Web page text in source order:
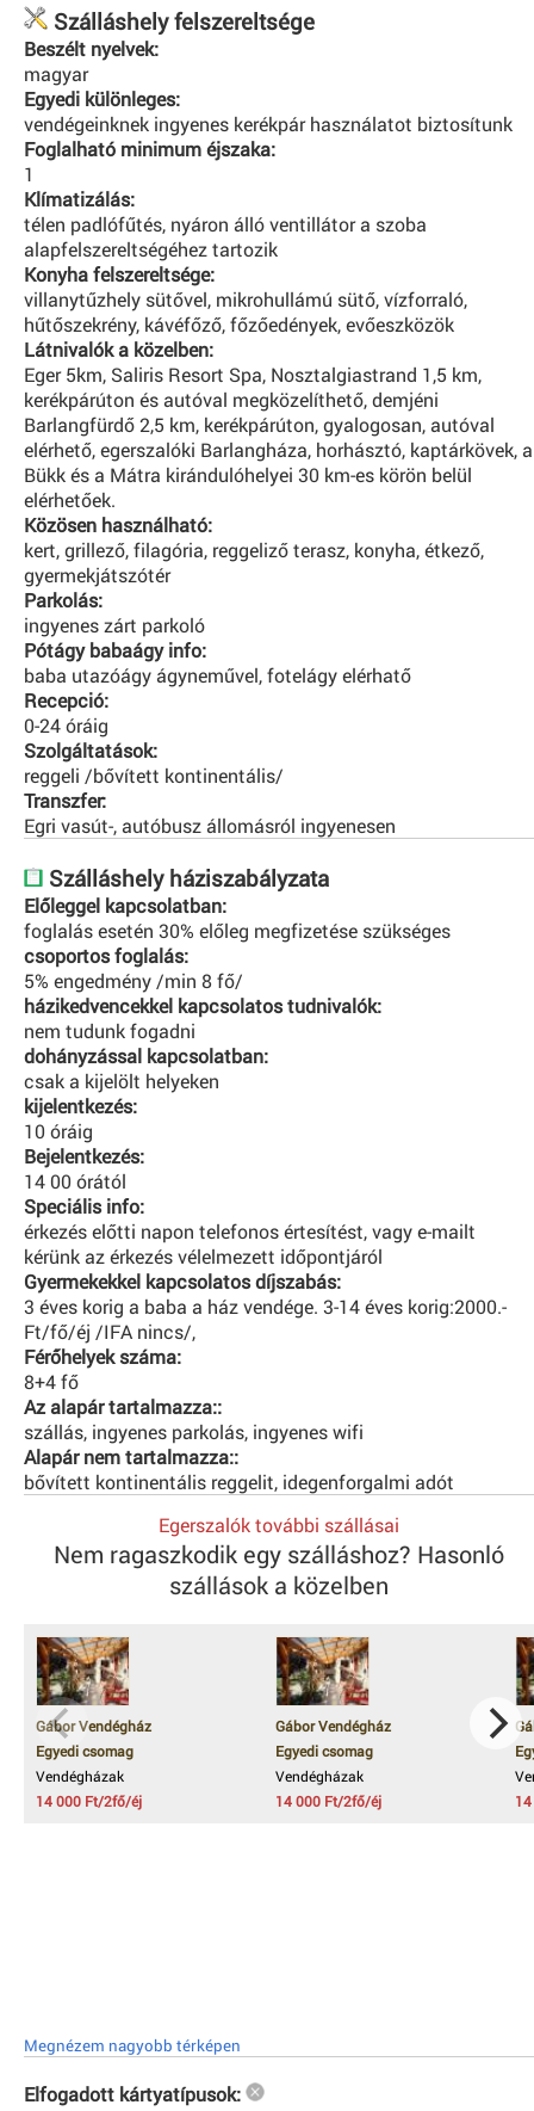
Szálláshely felszereltsége
Beszélt nyelvek:
magyar
Egyedi különleges:
vendégeinknek ingyenes kerékpár használatot biztosítunk
Foglalható minimum éjszaka:
1
Klímatizálás:
télen padlófűtés, nyáron álló ventillátor a szoba
alapfelszereltségéhez tartozik
Konyha felszereltsége:
villanytűzhely sütővel, mikrohullámú sütő, vízforraló,
hűtőszekrény, kávéfőző, főzőedények, evőeszközök
Látnivalók a közelben:
Eger 5km, Saliris Resort Spa, Nosztalgiastrand 1,5 km,
kerékpárúton és autóval megközelíthető, demjéni
Barlangfürdő 2,5 km, kerékpárúton, gyalogosan, autóval
elérhető, egerszalóki Barlangháza, horhásztó, kaptárkövek, a
Bükk és a Mátra kirándulóhelyei 30 km-es körön belül
elérhetőek.
Közösen használható:
kert, grillező, filagória, reggeliző terasz, konyha, étkező,
gyermekjátszótér
Parkolás:
ingyenes zárt parkoló
Pótágy babaágy info:
baba utazóágy ágyneművel, fotelágy elérhatő
Recepció:
0-24 óráig
Szolgáltatások:
reggeli /bővített kontinentális/
Transzfer:
Egri vasút-, autóbusz állomásról ingyenesen
Szálláshely háziszabályzata
Előleggel kapcsolatban:
foglalás esetén 30% előleg megfizetése szükséges
csoportos foglalás:
5% engedmény /min 8 fő/
házikedvencekkel kapcsolatos tudnivalók:
nem tudunk fogadni
dohányzással kapcsolatban:
csak a kijelölt helyeken
kijelentkezés:
10 óráig
Bejelentkezés:
14 00 órától
Speciális info:
érkezés előtti napon telefonos értesítést, vagy e-mailt
kérünk az érkezés vélelmezett időpontjáról
Gyermekekkel kapcsolatos díjszabás:
3 éves korig a baba a ház vendége. 3-14 éves korig:2000.-
Ft/fő/éj /IFA nincs/,
Férőhelyek száma:
8+4 fő
Az alapár tartalmazza::
szállás, ingyenes parkolás, ingyenes wifi
Alapár nem tartalmazza::
bővített kontinentális reggelit, idegenforgalmi adót
Egerszalók további szállásai
Nem ragaszkodik egy szálláshoz? Hasonló
szállások a közelben
Gábor Vendégház
Egyedi csomag
Vendégházak
14 000 Ft/2fő/éj
Gábor Vendégház
Egyedi csomag
Vendégházak
14 000 Ft/2fő/éj
Megnézem nagyobb térképen
Elfogadott kártyatípusok: